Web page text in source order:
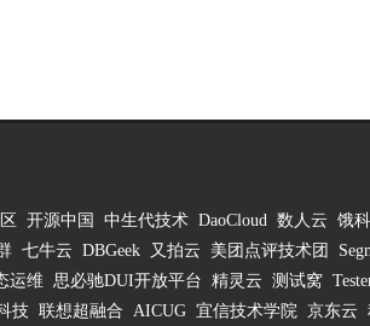
开源中国 中生代技术 DaoCloud 数人云 饿
七牛云 DBGeek 又拍云 美团点评技术团
运维 思必驰DUI开放平台 精灵云 测试窝
技 联想超融合 AICUG 宜信技术学院 京东云